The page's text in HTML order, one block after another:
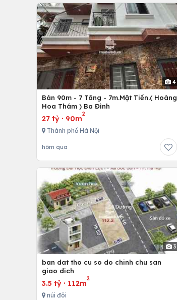
4
Bán 90m - 7 Tâng - 7m.Mặt Tiền.( Hoàng
Hoa Thám ) Ba Đình
27 tỷ · 90m
2
Thành phố Hà Nội
hôm qua
3
ban dat tho cu so do chinh chu san
giao dich
3.5 tỷ · 112m
2
núi đôi